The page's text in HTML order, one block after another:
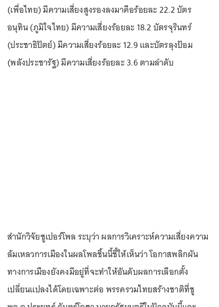
(เพื่อไทย) มีความเสี่ยงสูงรองลงมาคือร้อยละ 22.2 บัตร
อนุทิน (ภูมิใจไทย) มีความเสี่ยงร้อยละ 18.2 บัตรจุรินทร์
(ประชาธิปัตย์) มีความเสี่ยงร้อยละ 12.9 และบัตรลุงป้อม
(พลังประชารัฐ) มีความเสี่ยงร้อยละ 3.6 ตามลำดับ
สำนักวิจัยซูเปอร์โพล ระบุว่า ผลการวิเคราะห์ความเสี่ยงความ
ล้มเหลวการเมืองในผลโพลชิ้นนี้ชี้ให้เห็นว่า โอกาสพลิกผัน
ทางการเมืองยังคงมีอยู่ที่จะทำให้อันดับผลการเลือกตั้ง
เปลี่ยนแปลงได้โดยเฉพาะต่อ พรรครวมไทยสร้างชาติที่ชู